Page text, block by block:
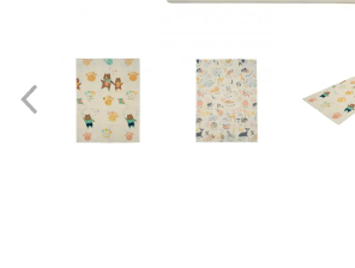
Produse îngrijire copii
Igiena copii